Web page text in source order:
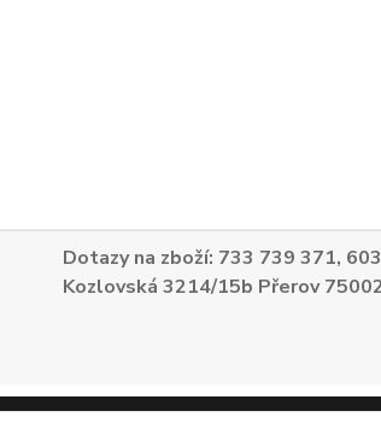
Dotazy na zboží: 733 739 371,
Kozlovská 3214/15b Přerov